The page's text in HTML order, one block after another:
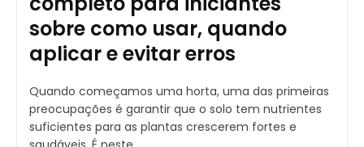
sobre como usar, quando
aplicar e evitar erros
Quando começamos uma horta, uma das primeiras
preocupações é garantir que o solo tem nutrientes
suficientes para as plantas crescerem fortes e